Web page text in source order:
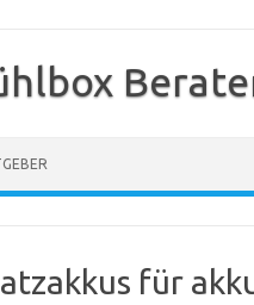
für